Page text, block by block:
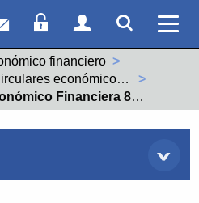
Correo webAcceso Socios
Acceso
financiero
Circulares económico financieras año 2022
Concesión de subvenciones a la artesanía